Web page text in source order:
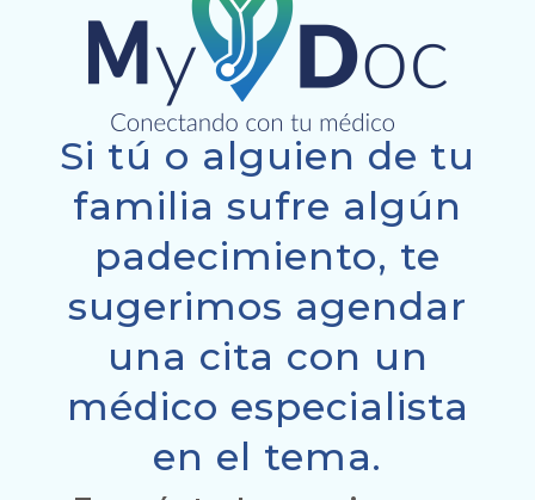
Si tú o alguien de tu
familia sufre algún
padecimiento, te
sugerimos agendar
una cita con un
médico especialista
en el tema.